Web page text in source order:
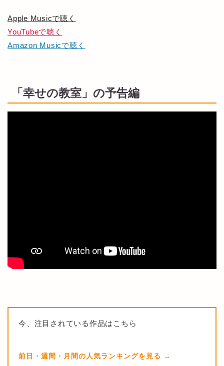
Apple Musicで聴く
YouTubeで聴く
Amazon Musicで聴く
「幸せの教室」の予告編
今、注目されている作品はこちら
前日・週間・月間の人気ランキングを見る